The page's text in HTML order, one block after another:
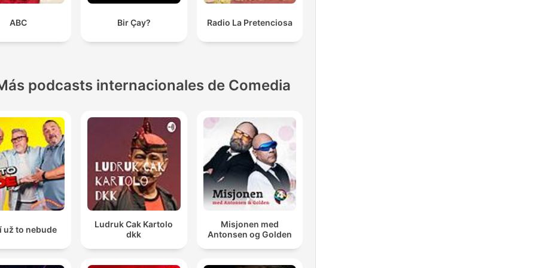
ABC Bir Çay? Radio La Pretenciosa
podcasts internacionales de Comedia
už to nebude
Ludruk Cak Kartolo
dkk
Misjonen med
Antonsen og Golden